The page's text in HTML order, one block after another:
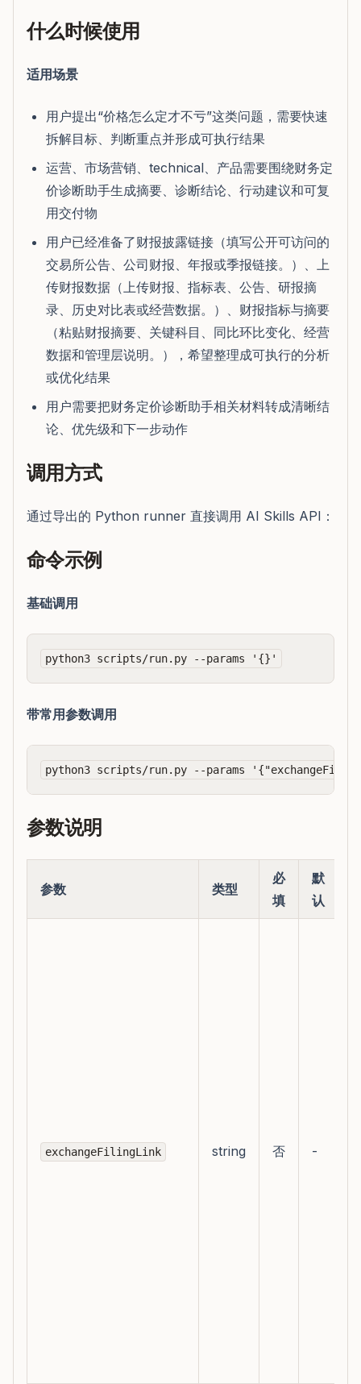
什么时候使用
适用场景
用户提出“价格怎么定才不亏”这类问题，需要快速
拆解目标、判断重点并形成可执行结果
运营、市场营销、technical、产品需要围绕财务定
价诊断助手生成摘要、诊断结论、行动建议和可复
用交付物
用户已经准备了财报披露链接（填写公开可访问的
交易所公告、公司财报、年报或季报链接。）、上
传财报数据（上传财报、指标表、公告、研报摘
录、历史对比表或经营数据。）、财报指标与摘要
（粘贴财报摘要、关键科目、同比环比变化、经营
数据和管理层说明。），希望整理成可执行的分析
或优化结果
用户需要把财务定价诊断助手相关材料转成清晰结
论、优先级和下一步动作
调用方式
通过导出的 Python runner 直接调用 AI Skills API：
命令示例
基础调用
带常用参数调用
参数说明
参数 类型
必
填
默
认
exchangeFilingLink string 否 -